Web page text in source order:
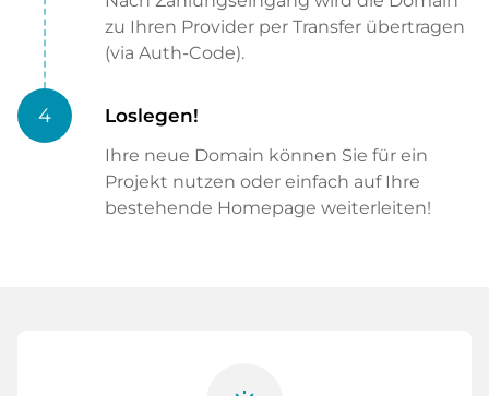
zu Ihren Provider per Transfer übertragen
(via Auth-Code).
4 Loslegen!
Ihre neue Domain können Sie für ein
Projekt nutzen oder einfach auf Ihre
bestehende Homepage weiterleiten!